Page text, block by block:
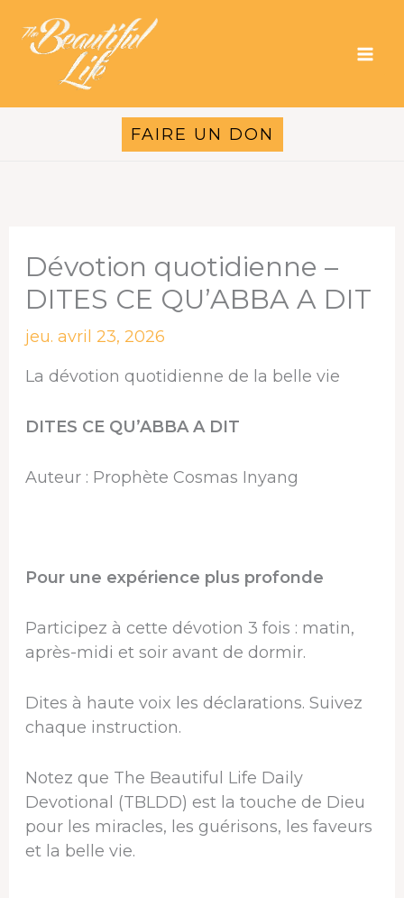
contenu
FAIRE UN DON
Dévotion quotidienne –
DITES CE QU’ABBA A DIT
jeu. avril 23, 2026
La dévotion quotidienne de la belle vie
DITES CE QU’ABBA A DIT
Auteur : Prophète Cosmas Inyang
Pour une expérience plus profonde
Participez à cette dévotion 3 fois : matin,
après-midi et soir avant de dormir.
Dites à haute voix les déclarations. Suivez
chaque instruction.
Notez que The Beautiful Life Daily
Devotional (TBLDD) est la touche de Dieu
pour les miracles, les guérisons, les faveurs
et la belle vie.